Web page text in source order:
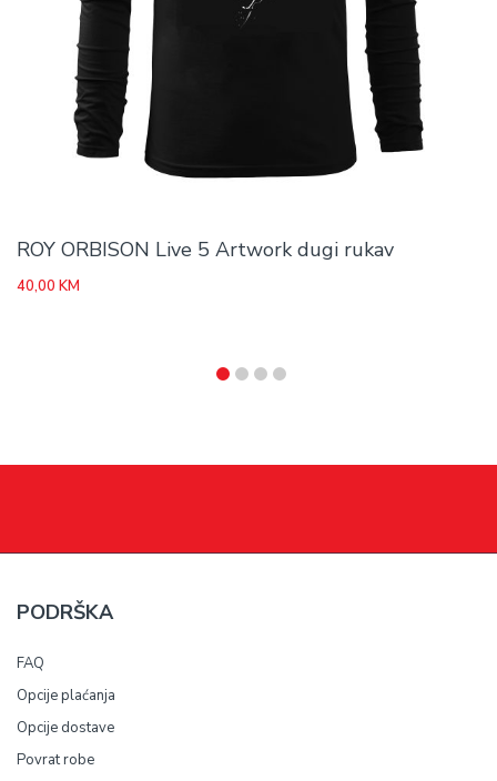
ROY ORBISON Live 5 Artwork dugi rukav
40,00 KM
PODRŠKA
FAQ
Opcije plaćanja
Opcije dostave
Povrat robe